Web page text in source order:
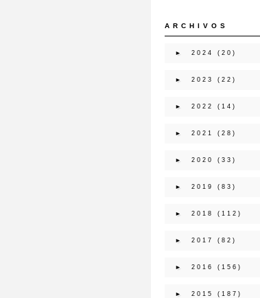
ARCHIVOS
► 2024 (20)
► 2023 (22)
► 2022 (14)
► 2021 (28)
► 2020 (33)
► 2019 (83)
► 2018 (112)
► 2017 (82)
► 2016 (156)
► 2015 (187)